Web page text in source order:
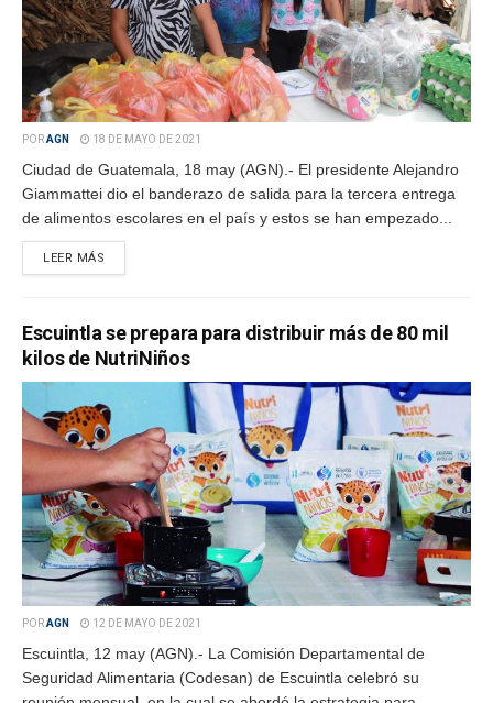
PORAGN 18 DE MAYO DE 2021
Ciudad de Guatemala, 18 may (AGN).- El presidente Alejandro
Giammattei dio el banderazo de salida para la tercera entrega
de alimentos escolares en el país y estos se han empezado...
LEER MÁS
Escuintla se prepara para distribuir más de 80 mil
kilos de NutriNiños
PORAGN 12 DE MAYO DE 2021
Escuintla, 12 may (AGN).- La Comisión Departamental de
Seguridad Alimentaria (Codesan) de Escuintla celebró su